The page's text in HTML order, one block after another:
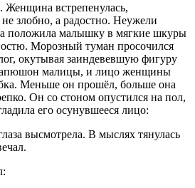
Женщина встрепенулась,
злобно, а радостно. Неужели
положила малышку в мягкие шкуры
Морозный туман просочился
окутывая заиндевевшую фигуру
малицы, и лицо женщины
Меньше он прошёл, больше она
Он со стоном опустился на пол,
его осунувшееся лицо:
высмотрела. В мыслях тянулась